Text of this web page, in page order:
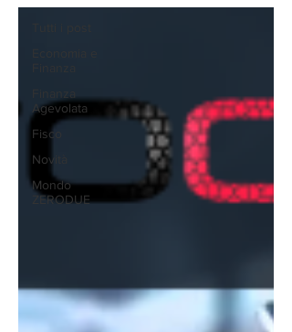
Agevolata
Fisco
Novità
Mondo
ZERODUE